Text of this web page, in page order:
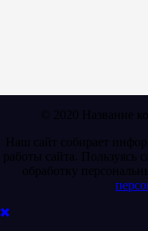
© 2020 Название
Наш сайт собирает
работы сайта. Пользуясь
обработку